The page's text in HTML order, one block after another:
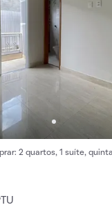
2 quartos, 1 suíte,